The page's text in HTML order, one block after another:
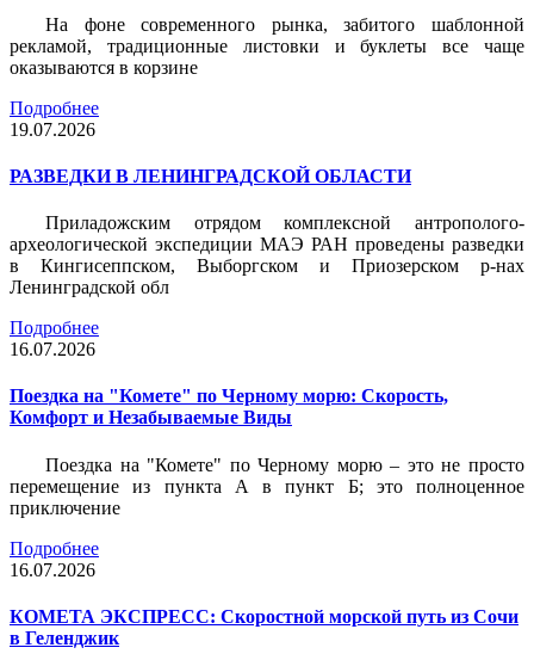
На фоне современного рынка, забитого шаблонной
рекламой, традиционные листовки и буклеты все чаще
оказываются в корзине
Подробнее
19.07.2026
РАЗВЕДКИ В ЛЕНИНГРАДСКОЙ ОБЛАСТИ
Приладожским отрядом комплексной антрополого-
археологической экспедиции МАЭ РАН проведены разведки
в Кингисеппском, Выборгском и Приозерском р-нах
Ленинградской обл
Подробнее
16.07.2026
Поездка на "Комете" по Черному морю: Скорость,
Комфорт и Незабываемые Виды
Поездка на "Комете" по Черному морю – это не просто
перемещение из пункта А в пункт Б; это полноценное
приключение
Подробнее
16.07.2026
КОМЕТА ЭКСПРЕСС: Скоростной морской путь из Сочи
в Геленджик